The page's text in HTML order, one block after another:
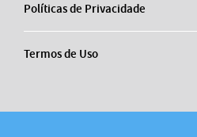
Políticas de Privacidade
Termos de Uso